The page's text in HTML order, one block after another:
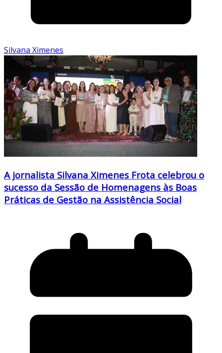
Silvana Ximenes
A jornalista Silvana Ximenes Frota celebrou o
sucesso da Sessão de Homenagens às Boas
Práticas de Gestão na Assistência Social